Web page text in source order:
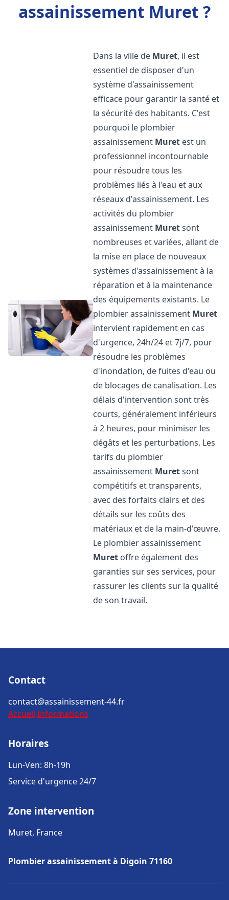
assainissement Muret ?
Dans la ville de Muret, il est
essentiel de disposer d'un
système d'assainissement
efficace pour garantir la santé et
la sécurité des habitants. C'est
pourquoi le plombier
assainissement Muret est un
professionnel incontournable
pour résoudre tous les
problèmes liés à l'eau et aux
réseaux d'assainissement. Les
activités du plombier
assainissement Muretsont
nombreuses et variées, allant de
la mise en place de nouveaux
systèmes d'assainissement à la
réparation et à la maintenance
des équipements existants. Le
plombier assainissement Muret
intervient rapidement en cas
d'urgence, 24h/24 et 7j/7, pour
résoudre les problèmes
d'inondation, de fuites d'eau ou
de blocages de canalisation. Les
délais d'intervention sont très
courts, généralement inférieurs
à 2 heures, pour minimiser les
dégâts et les perturbations. Les
tarifs du plombier
assainissement Muretsont
compétitifs et transparents,
avec des forfaits clairs et des
détails sur les coûts des
matériaux et de la main-d'œuvre.
Le plombier assainissement
Muret offre également des
garanties sur ses services, pour
rassurer les clients sur la qualité
de son travail.
Contact
contact@assainissement-44.fr
Accueil Informations
Horaires
Lun-Ven: 8h-19h
Service d'urgence 24/7
Zone intervention
Muret, France
Plombier assainissement à Digoin 71160